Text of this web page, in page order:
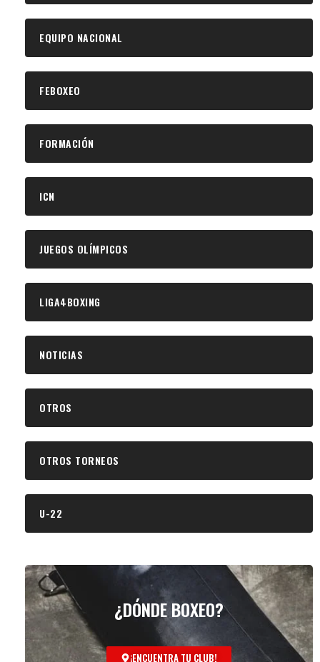
EQUIPO NACIONAL
FEBOXEO
FORMACIÓN
ICN
JUEGOS OLÍMPICOS
LIGA4BOXING
NOTICIAS
OTROS
OTROS TORNEOS
U-22
¿DÓNDE BOXEO?
¡ENCUENTRA TU CLUB!